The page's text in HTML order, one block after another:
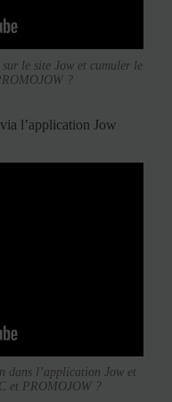
le site Jow et cumuler le
?
l’application Jow
dans l’application Jow et
et PROMOJOW ?